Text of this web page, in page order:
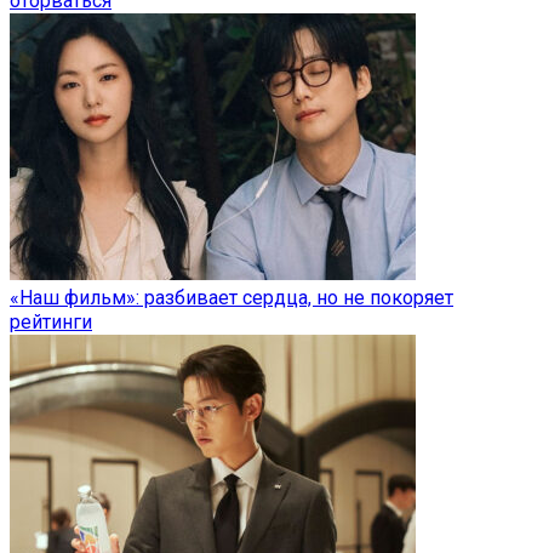
«Наш фильм»: разбивает сердца, но не покоряет
рейтинги